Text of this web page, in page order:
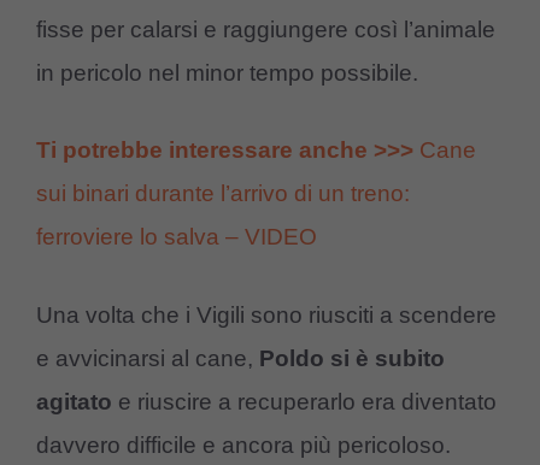
fisse per calarsi e raggiungere così l’animale
in pericolo nel minor tempo possibile.
Ti potrebbe interessare anche >>> Cane
sui binari durante l’arrivo di un treno:
ferroviere lo salva – VIDEO
Una volta che i Vigili sono riusciti a scendere
e avvicinarsi al cane, Poldo si è subito
agitato e riuscire a recuperarlo era diventato
davvero difficile e ancora più pericoloso.